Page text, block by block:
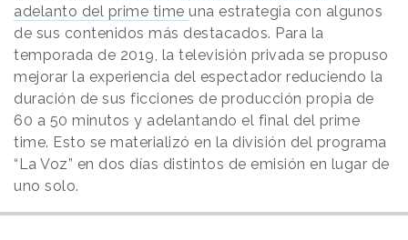
adelanto del prime time una estrategia con algunos
de sus contenidos más destacados. Para la
temporada de 2019, la televisión privada se propuso
mejorar la experiencia del espectador reduciendo la
duración de sus ficciones de producción propia de
60 a 50 minutos y adelantando el final del prime
time. Esto se materializó en la división del programa
“La Voz” en dos días distintos de emisión en lugar de
uno solo.